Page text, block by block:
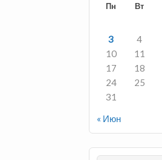
Пн Вт
« Июн
3
4
10
11
17
18
24
25
31